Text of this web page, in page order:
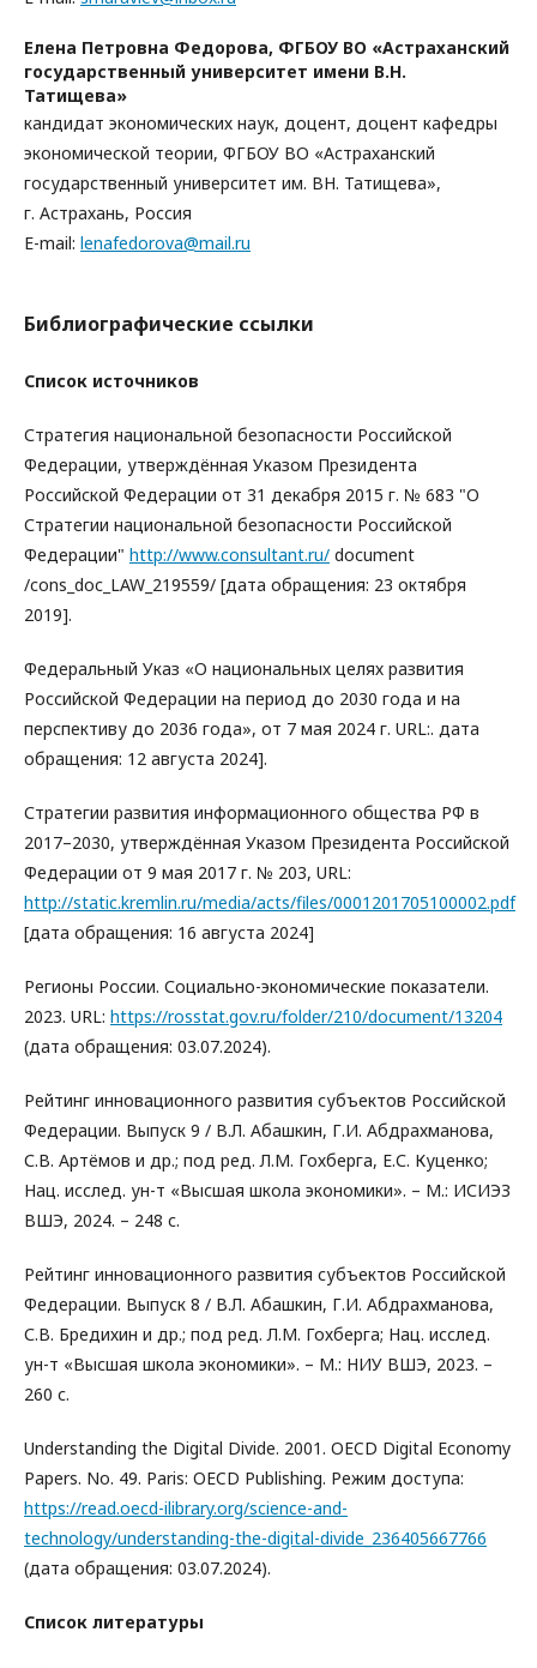
Елена Петровна Федорова, ФГБОУ ВО «Астраханский
государственный университет имени В.Н.
Татищева»
кандидат экономических наук, доцент, доцент кафедры
экономической теории, ФГБОУ ВО «Астраханский
государственный университет им. ВН. Татищева»,
г. Астрахань, Россия
E-mail: lenafedorova@mail.ru
Библиографические ссылки
Список источников
Стратегия национальной безопасности Российской
Федерации, утверждённая Указом Президента
Российской Федерации от 31 декабря 2015 г. № 683 "О
Стратегии национальной безопасности Российской
Федерации" http://www.consultant.ru/ document
/cons_doc_LAW_219559/ [дата обращения: 23 октября
2019].
Федеральный Указ «О национальных целях развития
Российской Федерации на период до 2030 года и на
перспективу до 2036 года», от 7 мая 2024 г. URL:. дата
обращения: 12 августа 2024].
Стратегии развития информационного общества РФ в
2017–2030, утверждённая Указом Президента Российской
Федерации от 9 мая 2017 г. № 203, URL:
http://static.kremlin.ru/media/acts/files/0001201705100002.pdf
[дата обращения: 16 августа 2024]
Регионы России. Социально-экономические показатели.
2023. URL: https://rosstat.gov.ru/folder/210/document/13204
(дата обращения: 03.07.2024).
Рейтинг инновационного развития субъектов Российской
Федерации. Выпуск 9 / В.Л. Абашкин, Г.И. Абдрахманова,
С.В. Артёмов и др.; под ред. Л.М. Гохберга, Е.С. Куценко;
Нац. исслед. ун-т «Высшая школа экономики». – М.: ИСИЭЗ
ВШЭ, 2024. – 248 с.
Рейтинг инновационного развития субъектов Российской
Федерации. Выпуск 8 / В.Л. Абашкин, Г.И. Абдрахманова,
С.В. Бредихин и др.; под ред. Л.М. Гохберга; Нац. исслед.
ун-т «Высшая школа экономики». – М.: НИУ ВШЭ, 2023. –
260 с.
Understanding the Digital Divide. 2001. OECD Digital Economy
Papers. No. 49. Paris: OECD Publishing. Режим доступа:
https://read.oecd-ilibrary.org/science-and-
technology/understanding-the-digital-divide_236405667766
(дата обращения: 03.07.2024).
Список литературы